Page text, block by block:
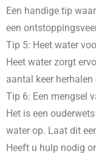
Een handige tip
een
Tip 5: Heet water
Heet water zorgt
aantal keer
Tip 6: Een mengsel
Het is een
water op. Laat dit
Heeft u hulp nodig